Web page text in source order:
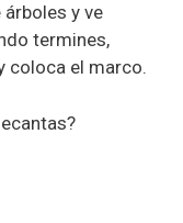
y ve
termines,
coloca el marco.